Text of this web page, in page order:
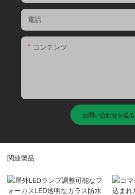
電話
コンテンツ
お問い合わせを送る
関連製品